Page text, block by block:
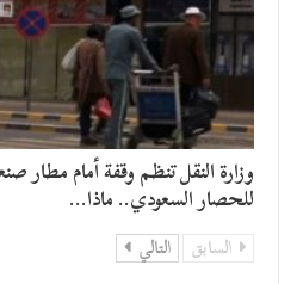
وزارة النقل تنظم وقفة أمام مطار
للحصار السعودي.. ماذا…
السابق التالي